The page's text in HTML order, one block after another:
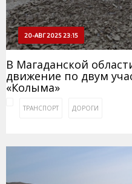
20-АВГ 2025 23:15
В Магаданской
движение по двум
«Колыма»
ТРАНСПОРТ ДОРОГИ